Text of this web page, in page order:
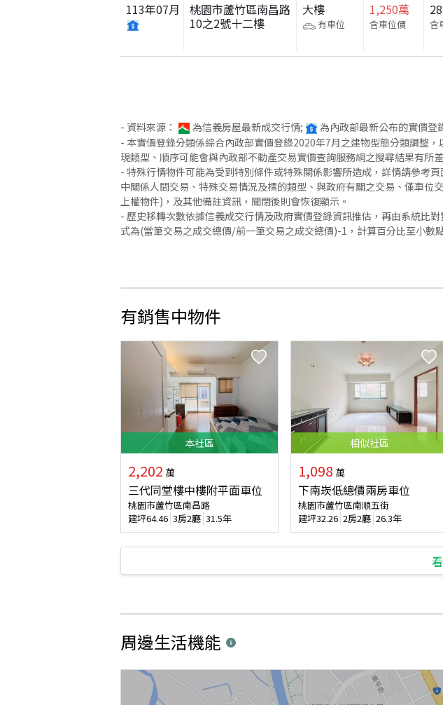
113年07月
桃園市蘆竹區南昌路
10之2號十二樓
大樓
有車位
1,250萬
含車位價 含
- 資料來源： 為信義房屋最新成交行情; 為內政部最新公布的實價登
- 本實價登錄分類係綜合內政部實價登錄2020年7月之建物型態分類調整
現類型、順序可能會與內政部不動產交易實價查詢服務網之搜尋結果有所
- 特殊行情物件可能為受到特別條件或特殊關係影響所造成，詳情請參考
中關係人間交易、特殊交易情況及標的類型、與政府有關之交易、僅車
上權物件)，及其他備註資訊，關閉後則會恢復顯示。
- 歷史移轉次數依據信義成交行情及政府實價登錄資訊推估，再由系統比
式為(當筆交易之成交總價/前一筆交易之成交總價)-1，計算百分比至小數
有銷售中物件
本社區
2,202 萬
三代同堂樓中樓附平面車位
桃園市蘆竹區南昌路
建坪64.46 3房2廳 31.5年
相似社區
1,098 萬
下南崁低總價兩房車位
桃園市蘆竹區南順五街
建坪32.26 2房2廳 26.3年
周邊生活機能